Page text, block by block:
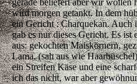
gerade beliefert aber wir wollen
wird morgen getankt. In dem
ein Gericht : Charquekan. Auch
gab es nur dieses Gericht. Es ist
aus: gekochten Maiskörnern,
Lama, (sah aus wie
ein Streifen Käse und eine
ich das nicht, war aber